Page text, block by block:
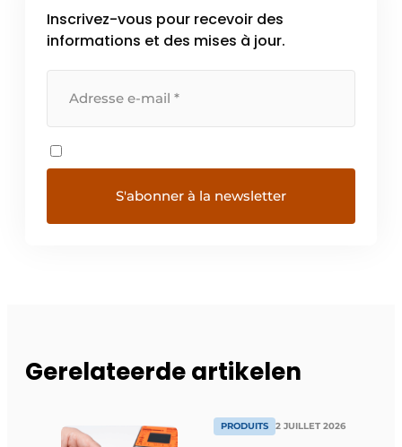
Inscrivez-vous pour recevoir des
informations et des mises à jour.
Gerelateerde artikelen
PRODUITS 2 JUILLET 2026